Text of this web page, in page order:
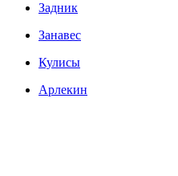
Задник
Занавес
Кулисы
Арлекин